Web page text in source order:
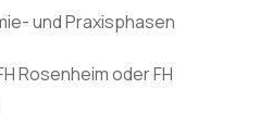
und Praxisphasen
Rosenheim oder FH